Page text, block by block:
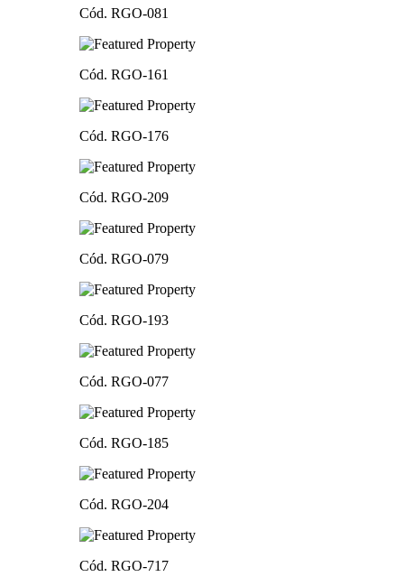
Cód. RGO-081
Cód. RGO-161
Cód. RGO-176
Cód. RGO-209
Cód. RGO-079
Cód. RGO-193
Cód. RGO-077
Cód. RGO-185
Cód. RGO-204
Cód. RGO-717